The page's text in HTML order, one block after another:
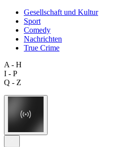
Gesellschaft und Kultur
Sport
Comedy
Nachrichten
True Crime
A - H
I - P
Q - Z